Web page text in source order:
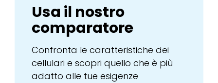
Usa il nostro
comparatore
Confronta le caratteristiche dei
cellulari e scopri quello che è più
adatto alle tue esigenze